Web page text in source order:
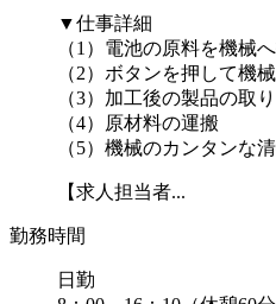
▼仕事詳細
（1）電池の原料を機械
（2）ボタンを押して機
（3）加工後の製品の取
（4）原材料の運搬
（5）機械のカンタンな
【求人担当者...
勤務時間
日勤